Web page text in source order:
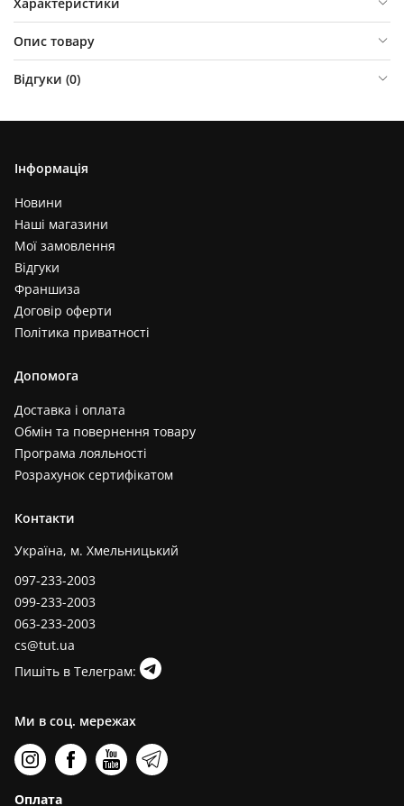
Опис товару
Відгуки (0)
Інформація
Новини
Наші магазини
Мої замовлення
Відгуки
Франшиза
Договір оферти
Політика приватності
Допомога
Доставка і оплата
Обмін та повернення товару
Програма лояльності
Розрахунок сертифікатом
Контакти
Україна, м. Хмельницький
097-233-2003
099-233-2003
063-233-2003
cs@tut.ua
Пишіть в Телеграм:
Ми в соц. мережах
Оплата